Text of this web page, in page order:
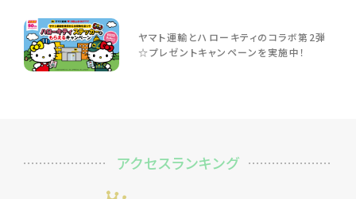
ヤマト運輸とハローキティのコラボ第2弾
☆プレゼントキャンペーンを実施中！
アクセスランキング